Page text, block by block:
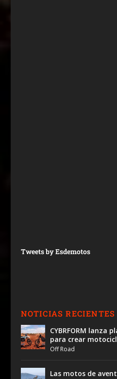
Tweets by Esdemotos
NOTICIAS RECIENTES
CYBRFORM lanza
para crear
Off Road
Las motos de